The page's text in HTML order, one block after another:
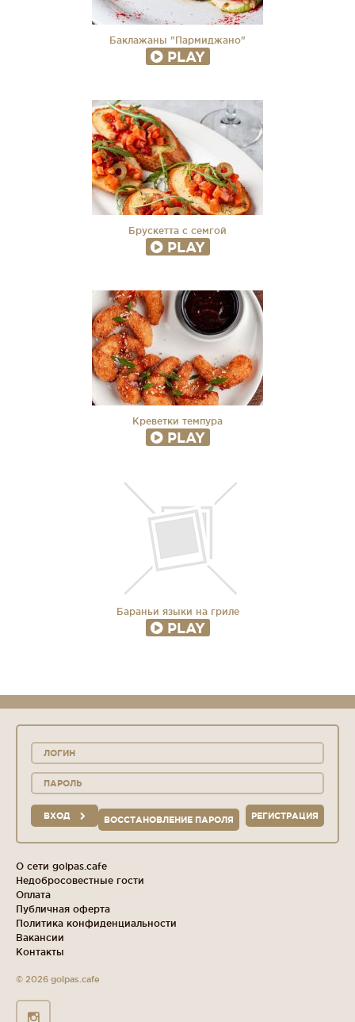
Баклажаны "Пармиджано"
PLAY
Брускетта с семгой
PLAY
Креветки темпура
PLAY
Бараньи языки на гриле
PLAY
ВХОД РЕГИСТРАЦИЯ
ВОССТАНОВЛЕНИЕ ПАРОЛЯ
О сети golpas.cafe
Недобросовестные гости
Оплата
Публичная оферта
Политика конфиденциальности
Вакансии
Контакты
© 2026 golpas.cafe